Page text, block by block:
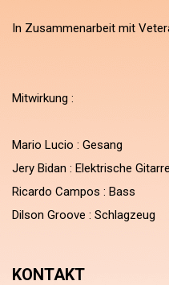
In Zusammenarbeit mit
Mitwirkung :
Mario Lucio : Gesang
Jery Bidan : Elektrische Gitarre
Ricardo Campos : Bass
Dilson Groove : Schlagzeug
KONTAKT